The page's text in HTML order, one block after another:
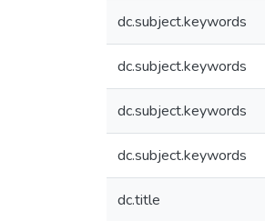
dc.subject.keywords
dc.subject.keywords
dc.subject.keywords
dc.subject.keywords
dc.title